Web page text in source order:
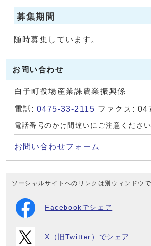
募集期間
随時募集しています。
お問い合わせ
白子町役場産業課農業振興係
電話:0475-33-2115 ファクス:
電話番号のかけ間違いにご注意ください
お問い合わせフォーム
ソーシャルサイトへのリンクは別ウィンドウ
Facebookでシェア
X（旧Twitter）でシェア